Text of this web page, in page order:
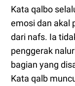
Kata qalbo
emosi dan akal
dari nafs. Ia
penggerak
bagian yang
Kata qalb